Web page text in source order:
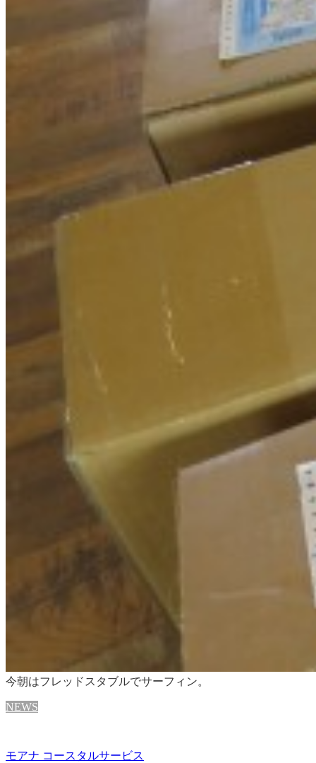
今朝はフレッドスタブルでサーフィン。
NEWS
モアナ コースタルサービス